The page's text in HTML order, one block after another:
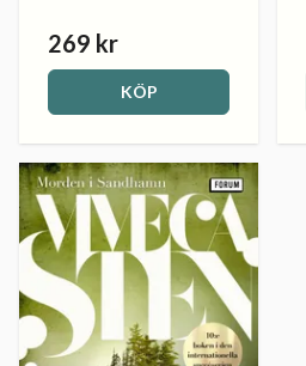
269 kr
KÖP